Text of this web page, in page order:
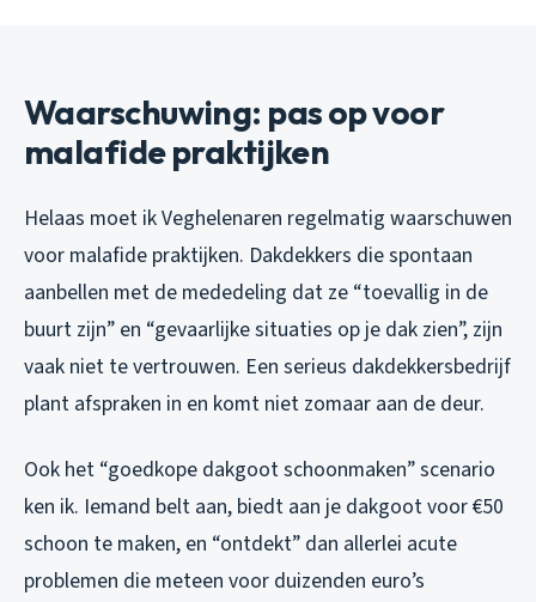
Waarschuwing: pas op voor
malafide praktijken
Helaas moet ik Veghelenaren regelmatig waarschuwen
voor malafide praktijken. Dakdekkers die spontaan
aanbellen met de mededeling dat ze “toevallig in de
buurt zijn” en “gevaarlijke situaties op je dak zien”, zijn
vaak niet te vertrouwen. Een serieus dakdekkersbedrijf
plant afspraken in en komt niet zomaar aan de deur.
Ook het “goedkope dakgoot schoonmaken” scenario
ken ik. Iemand belt aan, biedt aan je dakgoot voor €50
schoon te maken, en “ontdekt” dan allerlei acute
problemen die meteen voor duizenden euro’s